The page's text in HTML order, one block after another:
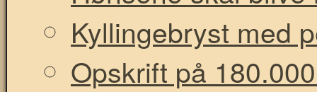
Kyllingebryst med
Opskrift på